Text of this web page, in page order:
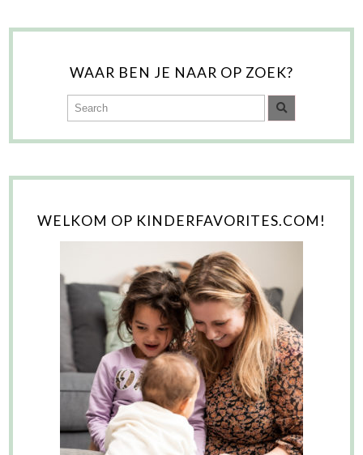
WAAR BEN JE NAAR OP ZOEK?
WELKOM OP KINDERFAVORITES.COM!